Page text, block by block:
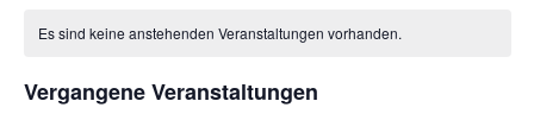
Es sind keine anstehenden Veranstaltungen vorhanden.
Vergangene Veranstaltungen